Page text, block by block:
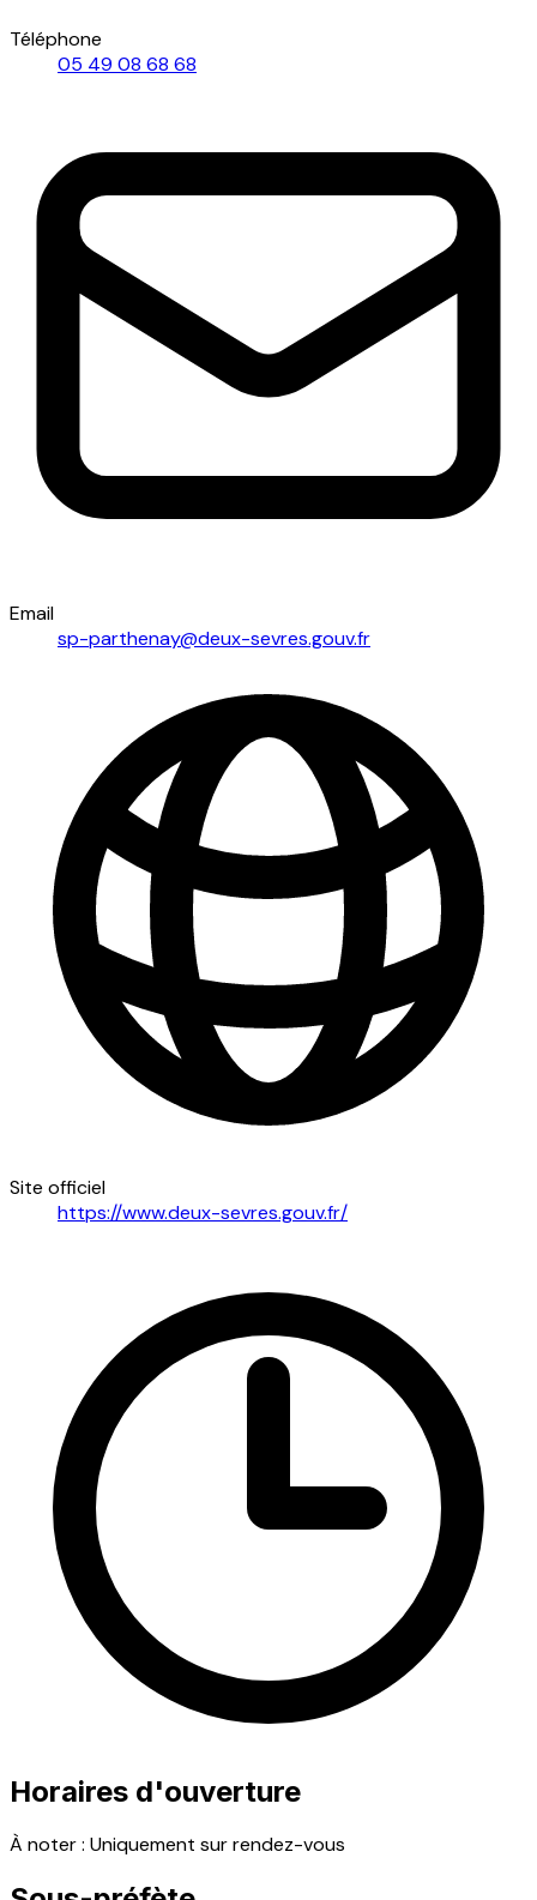
Téléphone
05 49 08 68 68
Email
sp-parthenay@deux-sevres.gouv.fr
Site officiel
https://www.deux-sevres.gouv.fr/
Horaires d'ouverture
À noter : Uniquement sur rendez-vous